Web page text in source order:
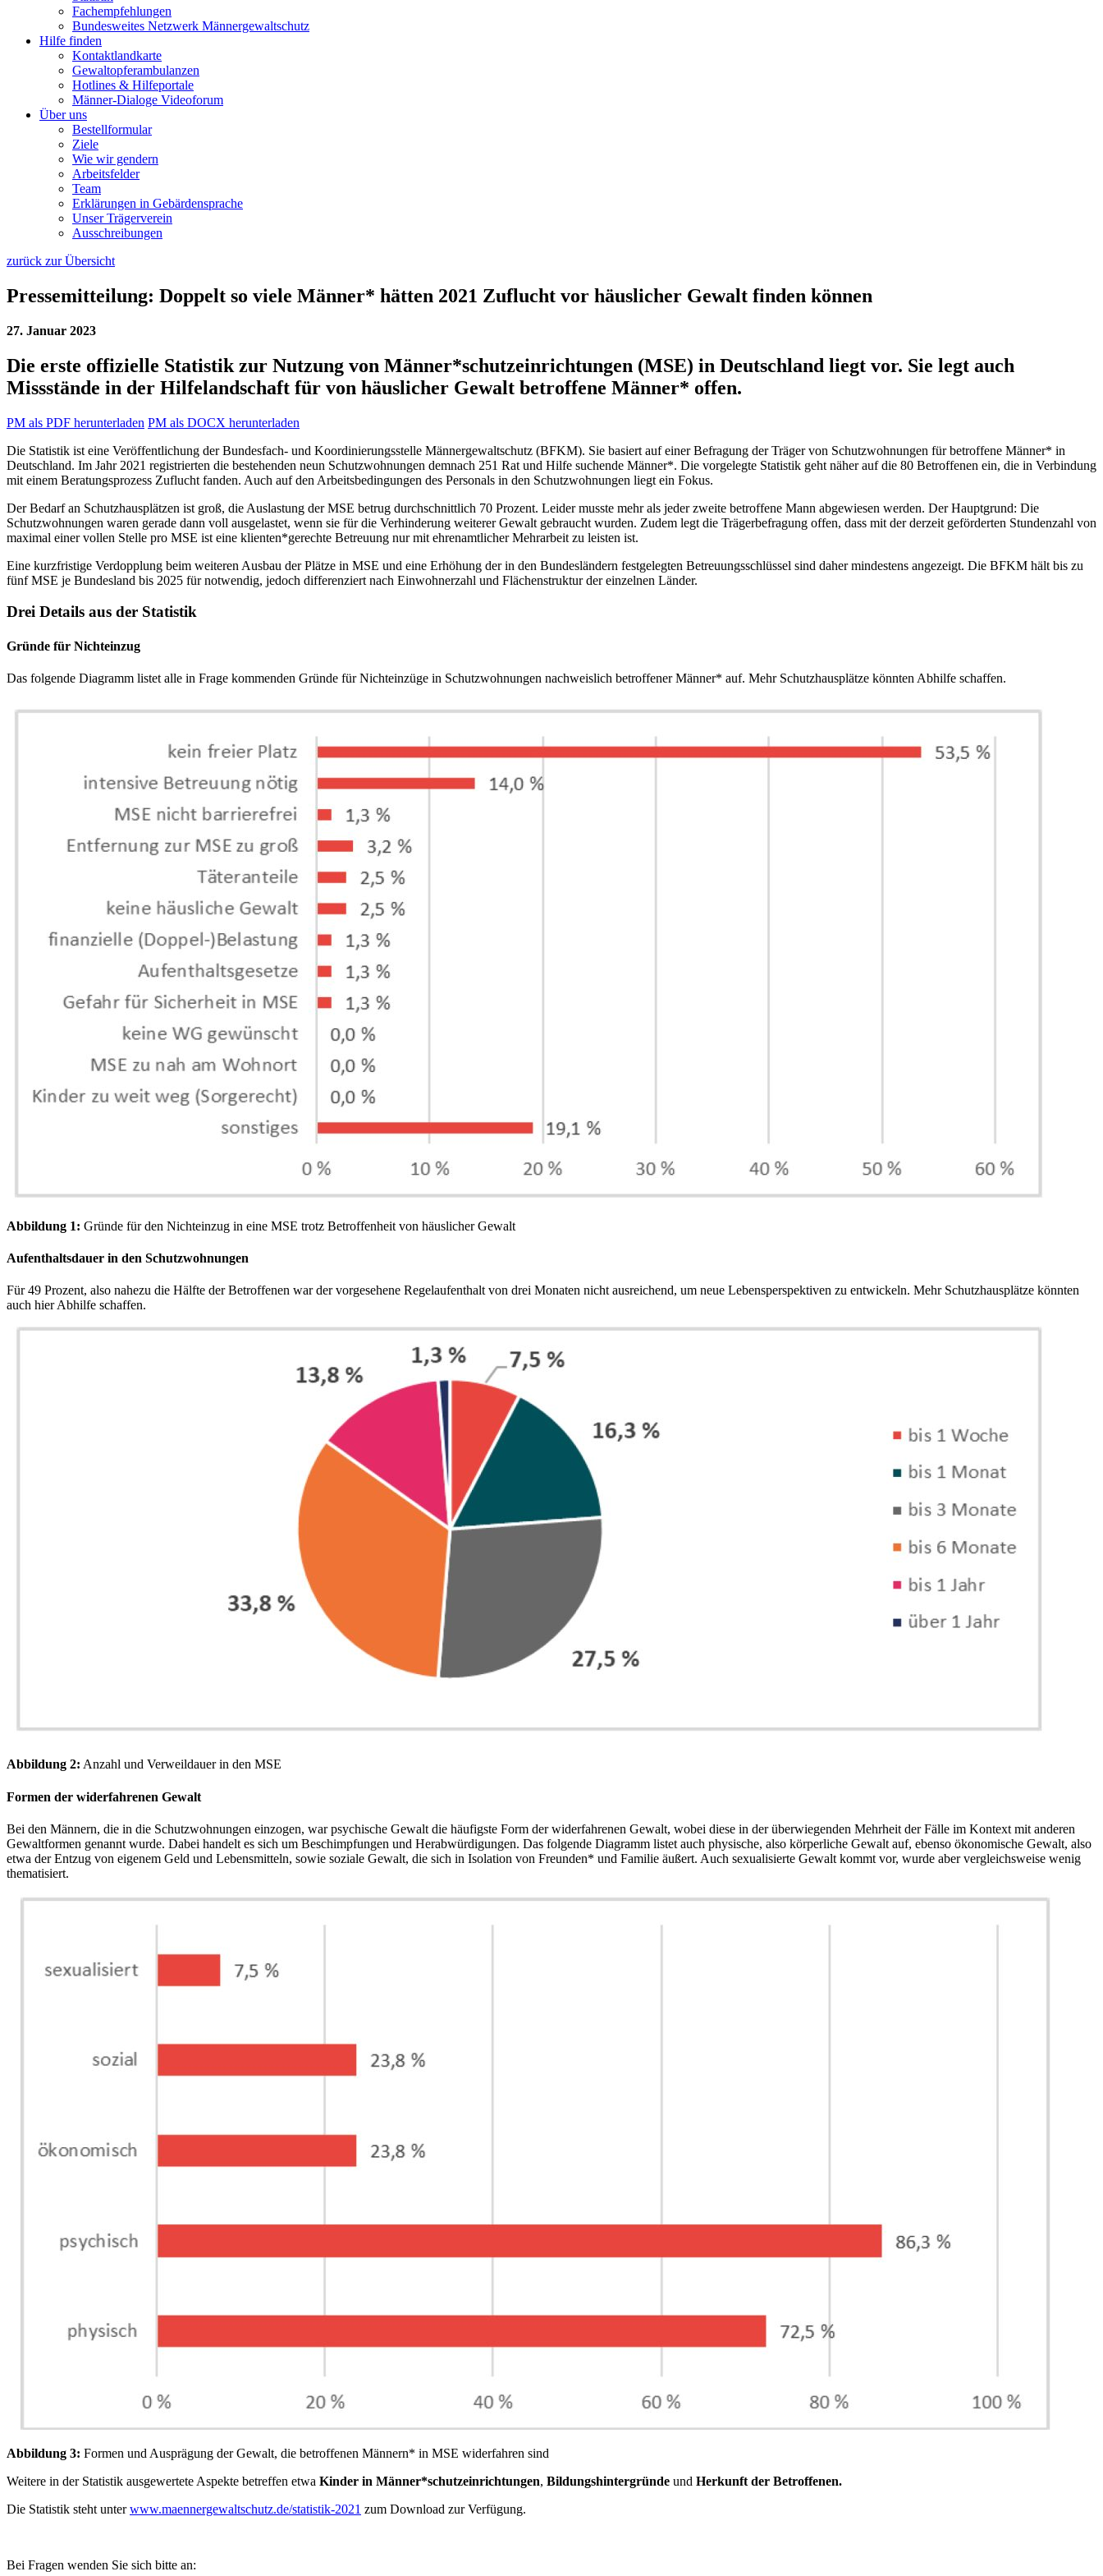
Fachempfehlungen
Bundesweites Netzwerk Männergewaltschutz
Hilfe finden
Kontaktlandkarte
Gewaltopfer­ambulanzen
Hotlines & Hilfeportale
Männer-Dialoge Videoforum
Über uns
Bestellformular
Ziele
Wie wir gendern
Arbeitsfelder
Team
Erklärungen in Gebärdensprache
Unser Trägerverein
Ausschreibungen
zurück zur Übersicht
Pressemitteilung: Doppelt so viele Männer* hätten 2021 Zuflucht vor häuslicher Gewalt finden können
27. Januar 2023
Die erste offizielle Statistik zur Nutzung von Männer*schutzeinrichtungen (MSE) in Deutschland liegt vor. Sie legt auch
Missstände in der Hilfelandschaft für von häuslicher Gewalt betroffene Männer* offen.
PM als PDF herunterladen PM als DOCX herunterladen
Die Statistik ist eine Veröffentlichung der Bundesfach- und Koordinierungsstelle Männergewaltschutz (BFKM). Sie basiert auf einer Befragung der Träger von Schutzwohnungen für betroffene Männer* in
Deutschland. Im Jahr 2021 registrierten die bestehenden neun Schutzwohnungen demnach 251 Rat und Hilfe suchende Männer*. Die vorgelegte Statistik geht näher auf die 80 Betroffenen ein, die in Verbindung
mit einem Beratungsprozess Zuflucht fanden. Auch auf den Arbeitsbedingungen des Personals in den Schutzwohnungen liegt ein Fokus.
Der Bedarf an Schutzhausplätzen ist groß, die Auslastung der MSE betrug durchschnittlich 70 Prozent. Leider musste mehr als jeder zweite betroffene Mann abgewiesen werden. Der Hauptgrund: Die
Schutzwohnungen waren gerade dann voll ausgelastet, wenn sie für die Verhinderung weiterer Gewalt gebraucht wurden. Zudem legt die Trägerbefragung offen, dass mit der derzeit geförderten Stundenzahl von
maximal einer vollen Stelle pro MSE ist eine klienten*gerechte Betreuung nur mit ehrenamtlicher Mehrarbeit zu leisten ist.
Eine kurzfristige Verdopplung beim weiteren Ausbau der Plätze in MSE und eine Erhöhung der in den Bundesländern festgelegten Betreuungsschlüssel sind daher mindestens angezeigt. Die BFKM hält bis zu
fünf MSE je Bundesland bis 2025 für notwendig, jedoch differenziert nach Einwohnerzahl und Flächenstruktur der einzelnen Länder.
Drei Details aus der Statistik
Gründe für Nichteinzug
Das folgende Diagramm listet alle in Frage kommenden Gründe für Nichteinzüge in Schutzwohnungen nachweislich betroffener Männer* auf. Mehr Schutzhausplätze könnten Abhilfe schaffen.
Abbildung 1: Gründe für den Nichteinzug in eine MSE trotz Betroffenheit von häuslicher Gewalt
Aufenthaltsdauer in den Schutzwohnungen
Für 49 Prozent, also nahezu die Hälfte der Betroffenen war der vorgesehene Regelaufenthalt von drei Monaten nicht ausreichend, um neue Lebensperspektiven zu entwickeln. Mehr Schutzhausplätze könnten
auch hier Abhilfe schaffen.
Abbildung 2: Anzahl und Verweildauer in den MSE
Formen der widerfahrenen Gewalt
Bei den Männern, die in die Schutzwohnungen einzogen, war psychische Gewalt die häufigste Form der widerfahrenen Gewalt, wobei diese in der überwiegenden Mehrheit der Fälle im Kontext mit anderen
Gewaltformen genannt wurde. Dabei handelt es sich um Beschimpfungen und Herabwürdigungen. Das folgende Diagramm listet auch physische, also körperliche Gewalt auf, ebenso ökonomische Gewalt, also
etwa der Entzug von eigenem Geld und Lebensmitteln, sowie soziale Gewalt, die sich in Isolation von Freunden* und Familie äußert. Auch sexualisierte Gewalt kommt vor, wurde aber vergleichsweise wenig
thematisiert.
Abbildung 3: Formen und Ausprägung der Gewalt, die betroffenen Männern* in MSE widerfahren sind
Weitere in der Statistik ausgewertete Aspekte betreffen etwa Kinder in Männer*schutzeinrichtungen, Bildungshintergründe und Herkunft der Betroffenen.
Die Statistik steht unterwww.maennergewaltschutz.de/statistik-2021 zum Download zur Verfügung.
Bei Fragen wenden Sie sich bitte an: